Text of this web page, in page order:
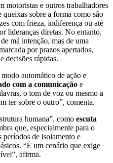
motoristas e outros trabalhadores
sobre a forma como são
com frieza, indiferença ou até
lideranças diretas. No entanto,
má intenção, mas de uma
por prazos apertados,
decisões rápidas.
automático de ação e
com a comunicação e
o tom de voz ou mesmo a
ter sobre o outro”, comenta.
humana”, como escuta
que, especialmente para o
períodos de isolamento e
“É um cenário que exige
afirma.